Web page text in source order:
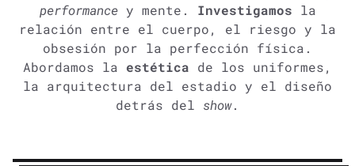
performancey mente. Investigamos la
relación entre el cuerpo, el riesgo y la
obsesión por la perfección física.
Abordamos la estética de los uniformes,
la arquitectura del estadio y el diseño
detrás del show.